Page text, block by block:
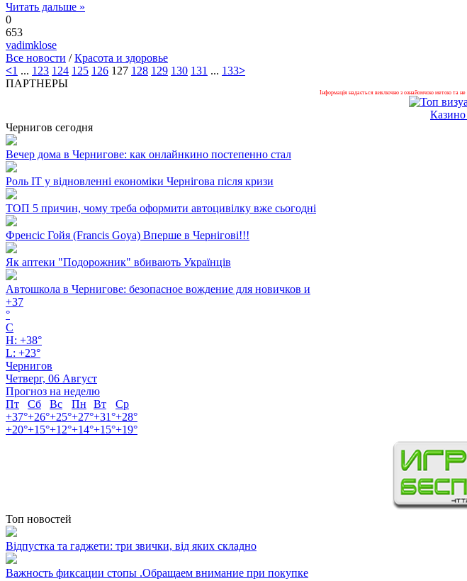
Читать дальше »
0
653
vadimklose
Все новости /Красота и здоровье
<1 ... 123 124 125 126 127 128 129 130 131 ... 133>
ПАРТНЕРЫ
Інформація надається виключно з ознайомчою метою та не
Казино
Чернигов сегодня
Вечер дома в Чернигове: как онлайнкино постепенно стал
Роль ІТ у відновленні економіки Чернігова після кризи
ТОП 5 причин, чому треба оформити автоцивілку вже сьогодні
Френсіс Гойя (Francis Goya) Вперше в Чернігові!!!
Як аптеки "Подорожник" вбивають Українців
Автошкола в Чернигове: безопасное вождение для новичков и
+37
°
C
H: +38°
L: +23°
Чернигов
Четверг, 06 Август
Прогноз на неделю
Пт
Сб Вс Пн Вт
Ср
+37°+26°+25°+27°+31°+28°
+20°+15°+12°+14°+15°+19°
Топ новостей
Відпустка та гаджети: три звички, від яких складно
Важность фиксации стопы .Обращаем внимание при покупке